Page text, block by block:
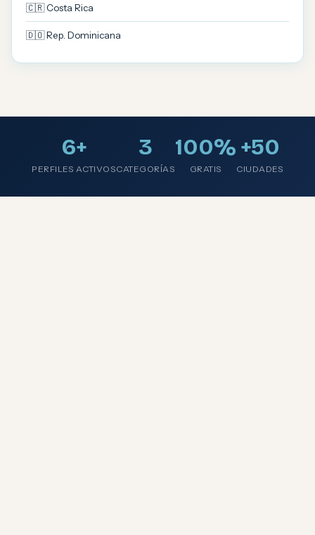
🇨🇷 Costa Rica
🇩🇴 Rep. Dominicana
6+
PERFILES ACTIVOS
3
CATEGORÍAS
100%
GRATIS
+50
CIUDADES